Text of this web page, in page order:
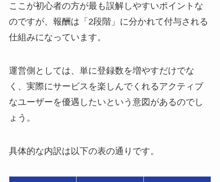
ここが初心者の方が最も誤解しやすいポイントな
のですが、報酬は「2段階」に分かれて付与される
仕組みになっています。
運営側としては、単に登録数を増やすだけでな
く、実際にサービスを楽しんでくれるアクティブ
なユーザーを優遇したいという意図があるのでし
ょう。
具体的な内訳は以下の表の通りです。